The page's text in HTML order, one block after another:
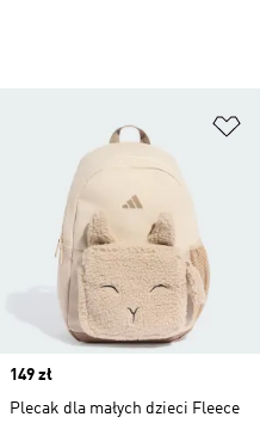
Price
149 zł
Plecak dla małych dzieci Fleece